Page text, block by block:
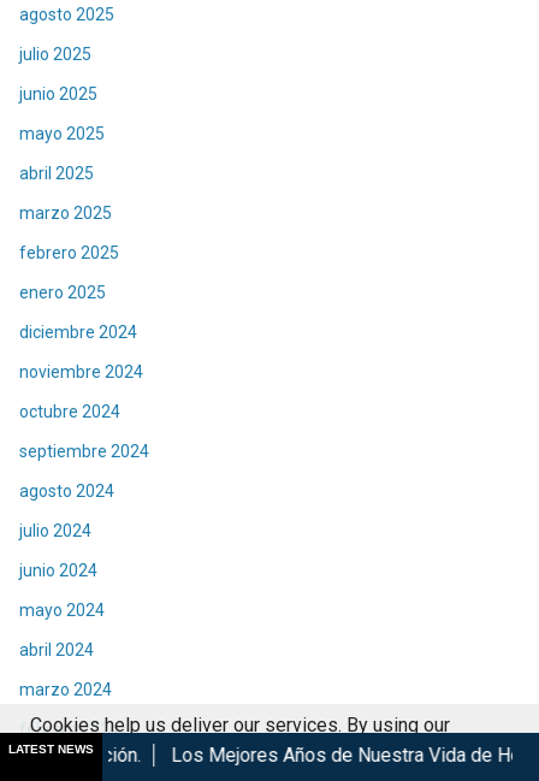
agosto 2025
julio 2025
junio 2025
mayo 2025
abril 2025
marzo 2025
febrero 2025
enero 2025
diciembre 2024
noviembre 2024
octubre 2024
septiembre 2024
agosto 2024
julio 2024
junio 2024
mayo 2024
abril 2024
marzo 2024
febrero 2024
LATEST NEWS
Los Mejores Años de Nuestra Vida de Hombres G en cines
Cookies help us deliver our services. By using our
services, you agree to our use of cookies.
Got it